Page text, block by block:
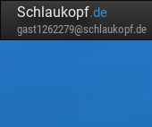
Schlaukopf.de
gast1262279@schlaukopf.de